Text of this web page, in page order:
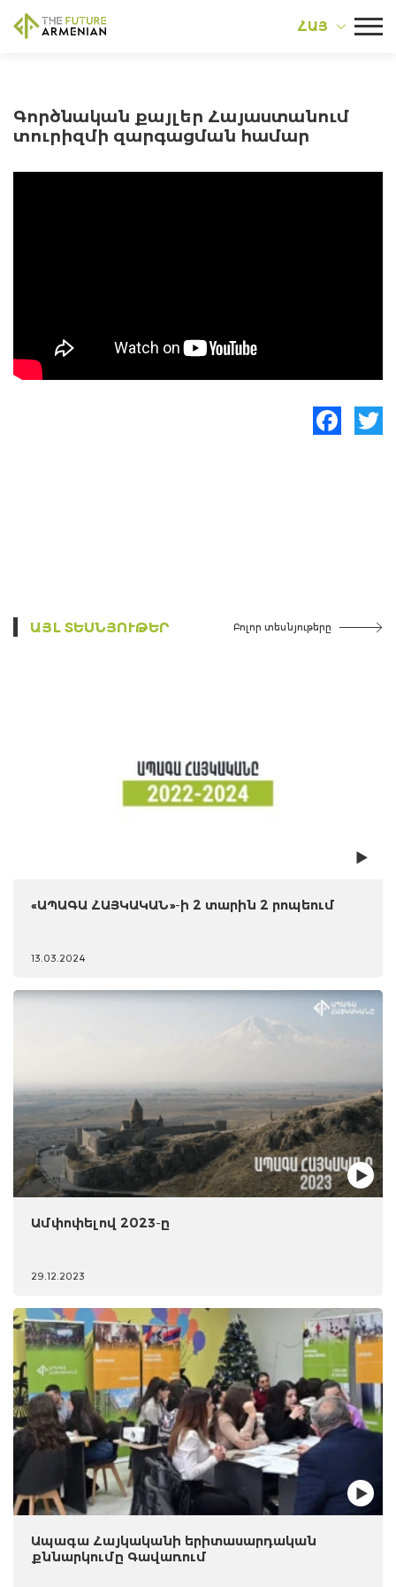
ՀԱՅ
Գործնական քայլեր Հայաստանում
տուրիզմի զարգացման համար
ԱՅԼ ՏԵՍՆՅՈՒԹԵՐ Բոլոր տեսնյութերը
«ԱՊԱԳԱ ՀԱՅԿԱԿԱՆ»-ի 2 տարին 2 րոպեում
13.03.2024
Ամփոփելով 2023-ը
29.12.2023
Ապագա Հայկականի երիտասարդական
քննարկումը Գավառում